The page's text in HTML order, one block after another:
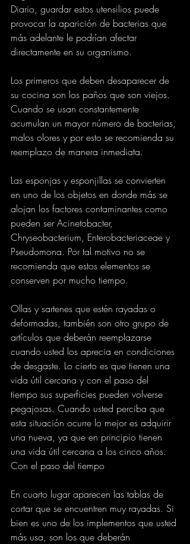
Diario, guardar estos utensilios puede
provocar la aparición de bacterias que
más adelante le podrían afectar
directamente en su organismo.
Los primeros que deben desaparecer de
su cocina son los paños que son viejos.
Cuando se usan constantemente
acumulan un mayor número de bacterias,
malos olores y por esto se recomienda su
reemplazo de manera inmediata.
Las esponjas y esponjillas se convierten
en uno de los objetos en donde más se
alojan los factores contaminantes como
pueden ser Acinetobacter,
Chryseobacterium, Enterobacteriaceae y
Pseudomona. Por tal motivo no se
recomienda que estos elementos se
conserven por mucho tiempo.
Ollas y sartenes que estén rayadas o
deformadas, también son otro grupo de
artículos que deberán reemplazarse
cuando usted los aprecia en condiciones
de desgaste. Lo cierto es que tienen una
vida útil cercana y con el paso del
tiempo sus superficies pueden volverse
pegajosas. Cuando usted perciba que
esta situación ocurre lo mejor es adquirir
una nueva, ya que en principio tienen
una vida útil cercana a los cinco años.
Con el paso del tiempo
En cuarto lugar aparecen las tablas de
cortar que se encuentren muy rayadas. Si
bien es uno de los implementos que usted
más usa, son los que deberán